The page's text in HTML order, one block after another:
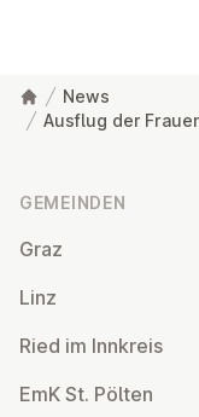
News
Ausflug der
GEMEINDEN
Graz
Linz
Ried im Innkreis
EmK St. Pölten